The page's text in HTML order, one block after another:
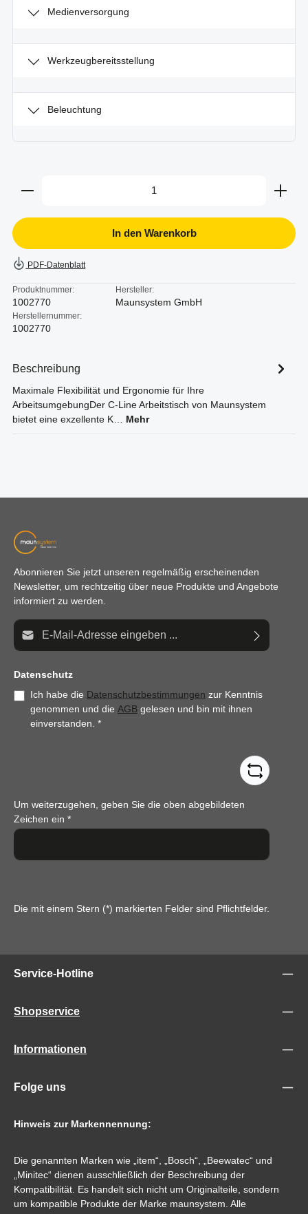
Medienversorgung
Werkzeugbereitsstellung
Beleuchtung
Produkt Anzahl: Gib den gewünschten Wert ein
In den Warenkorb
PDF-Datenblatt
Produktnummer:
1002770
Hersteller:
Maunsystem GmbH
Herstellernummer:
1002770
Beschreibung
Maximale Flexibilität und Ergonomie für Ihre
ArbeitsumgebungDer C-Line Arbeitstisch von Maunsystem
bietet eine exzellente K… Mehr
Abonnieren Sie jetzt unseren regelmäßig erscheinenden
Newsletter, um rechtzeitig über neue Produkte und Angebote
informiert zu werden.
E-Mail-Adresse*
Datenschutz
Ich habe die Datenschutzbestimmungen zur Kenntnis
genommen und die AGB gelesen und bin mit ihnen
einverstanden. *
Um weiterzugehen, geben Sie die oben abgebildeten
Zeichen ein *
Die mit einem Stern (*) markierten Felder sind Pflichtfelder.
Service-Hotline
Shopservice
Informationen
Folge uns
Hinweis zur Markennennung:
Die genannten Marken wie „item“, „Bosch“, „Beewatec“ und
„Minitec“ dienen ausschließlich der Beschreibung der
Kompatibilität. Es handelt sich nicht um Originalteile, sondern
um kompatible Produkte der Marke maunsystem. Alle